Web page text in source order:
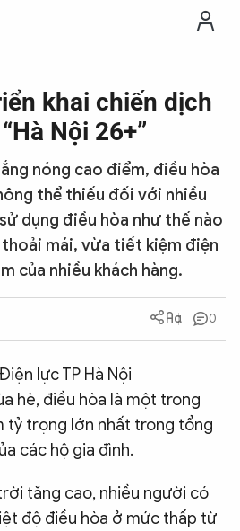
DÂN
khai chiến dịch
Nội 26+”
nóng cao điểm, điều hòa
thể thiếu đối với nhiều
dụng điều hòa như thế nào
mái, vừa tiết kiệm điện
của nhiều khách hàng.
0
lực TP Hà Nội
hè, điều hòa là một trong
tỷ trọng lớn nhất trong tổng
các hộ gia đình.
tăng cao, nhiều người có
độ điều hòa ở mức thấp từ